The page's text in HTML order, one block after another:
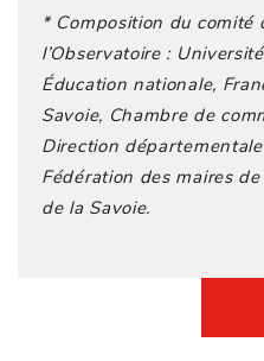
* Composition du comité
l’Observatoire :
Éducation nationale,
Savoie, Chambre de
Direction
Fédération des maires
de la Savoie.